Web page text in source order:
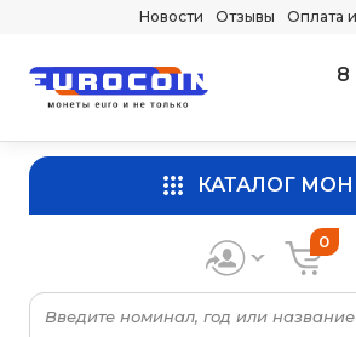
Новости Отзывы Оплата
8
КАТАЛОГ
0